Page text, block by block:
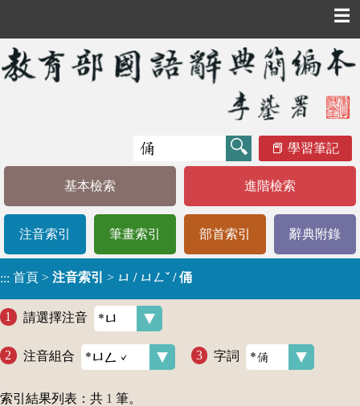
☰
學習筆記
基本檢索 進階檢索
注音索引 筆畫索引 部首索引 辭典附錄
::: 首頁 > 注音索引 > ㄩ / ㄩㄥˇ / 俑
請選擇注音
注音組合 字詞
索引結果列表：共 1 筆。